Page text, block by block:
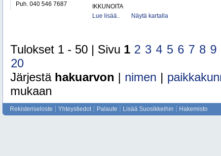
Puh. 040 546 7687
IKKUNOITA
Lue lisää..
Näytä kartalla
Tulokset 1 - 50 | Sivu 1 2 3 4 5 6 7 8 9
20
Järjestä hakuarvon | nimen |
mukaan
Rekisteriseloste Yhteystiedot Palaute Lisää Suosikkeihin Hakemisto